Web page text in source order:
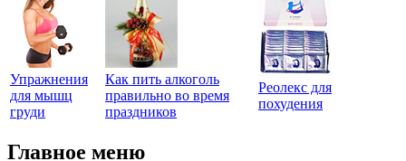
Упражнения
для мышц
груди
Как пить алкоголь
правильно во время
праздников
Реолекс для
похудения
Главное меню